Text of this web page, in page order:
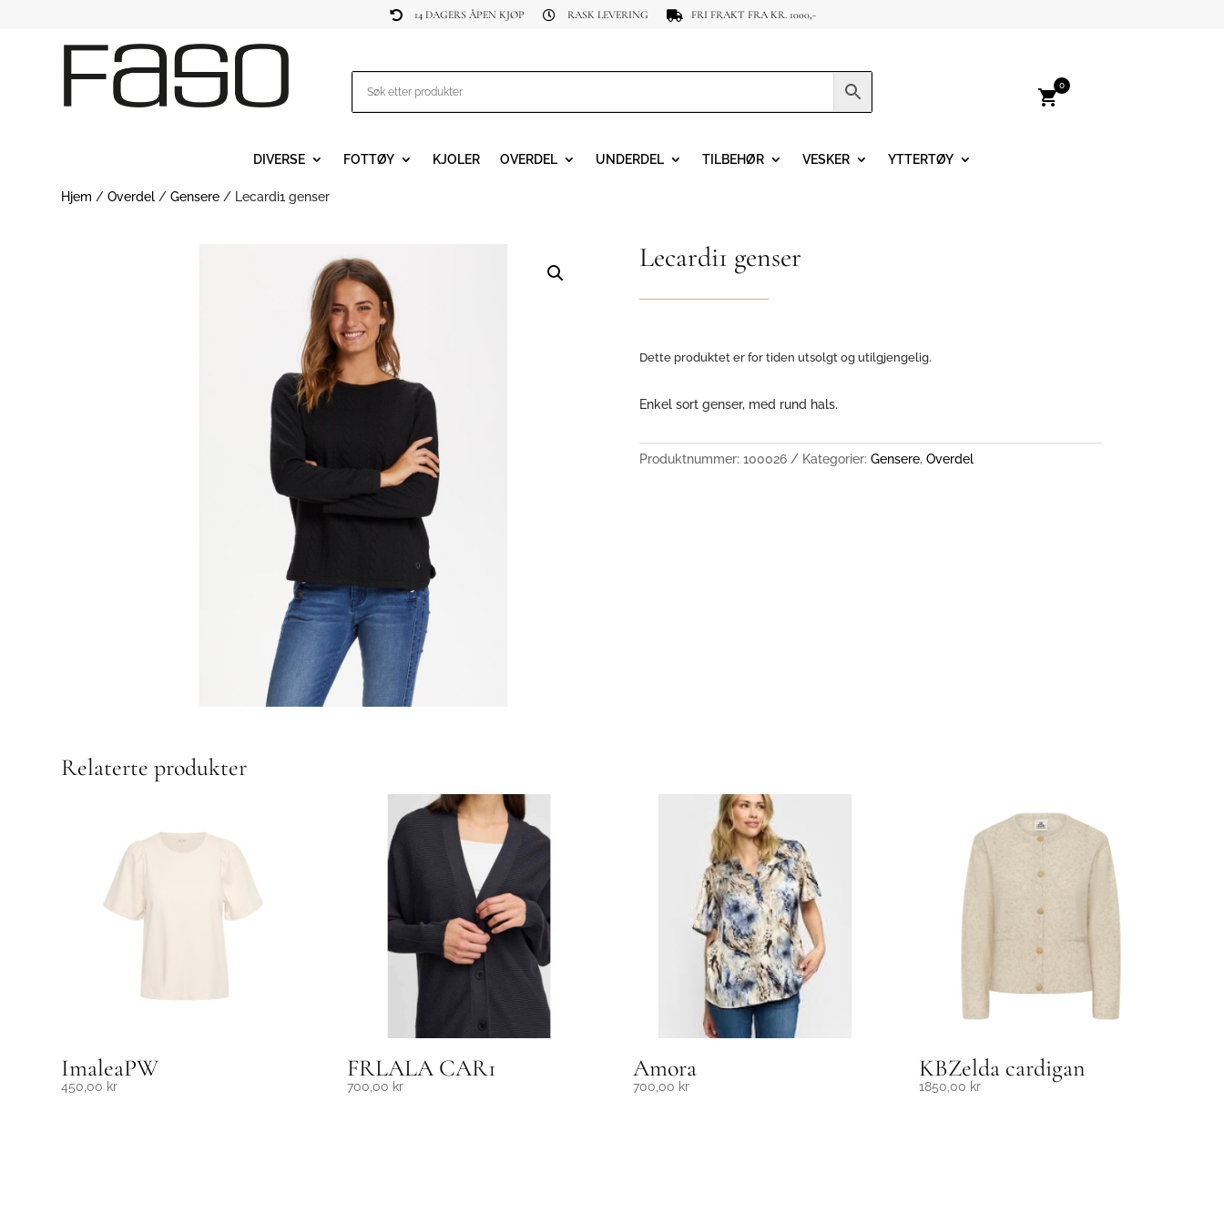
 14 DAGERS ÅPEN KJØP  RASK LEVERING  FRI FRAKT FRA KR. 1000,-
shopping_cart
0
DIVERSE FOTTØY KJOLER OVERDEL UNDERDEL TILBEHØR VESKER YTTERTØY
Hjem /Overdel /Gensere / Lecardi1 genser
Lecardi1 genser
Dette produktet er for tiden utsolgt og utilgjengelig.
Enkel sort genser, med rund hals.
Produktnummer: 100026 Kategorier: Gensere, Overdel
Relaterte produkter
ImaleaPW
450,00 kr
FRLALA CAR1
700,00 kr
Amora
700,00 kr
KBZelda cardigan
1850,00 kr